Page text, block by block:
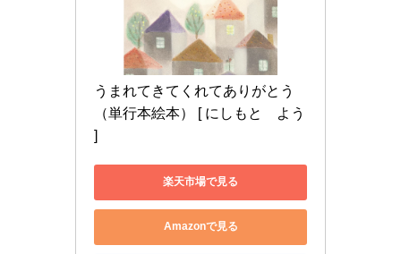
うまれてきてくれてありがとう
（単行本絵本） [ にしもと　よう
]
楽天市場で見る
Amazonで見る